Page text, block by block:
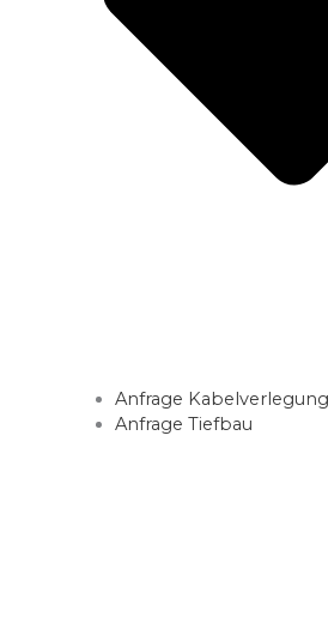
Anfrage Kabelverlegung
Anfrage Tiefbau